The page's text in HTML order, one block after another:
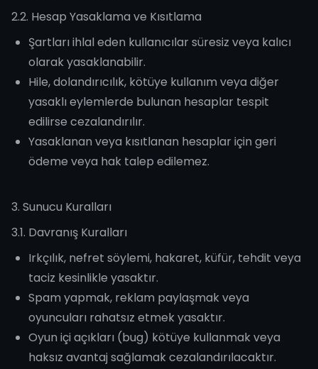
2.2. Hesap Yasaklama ve Kısıtlama
Şartları ihlal eden kullanıcılar süresiz veya kalıcı
olarak yasaklanabilir.
Hile, dolandırıcılık, kötüye kullanım veya diğer
yasaklı eylemlerde bulunan hesaplar tespit
edilirse cezalandırılır.
Yasaklanan veya kısıtlanan hesaplar için geri
ödeme veya hak talep edilemez.
3. Sunucu Kuralları
3.1. Davranış Kuralları
Irkçılık, nefret söylemi, hakaret, küfür, tehdit veya
taciz kesinlikle yasaktır.
Spam yapmak, reklam paylaşmak veya
oyuncuları rahatsız etmek yasaktır.
Oyun içi açıkları (bug) kötüye kullanmak veya
haksız avantaj sağlamak cezalandırılacaktır.